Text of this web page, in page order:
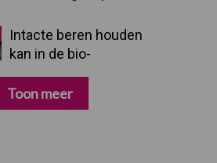
Intacte beren houden
kan in de bio-
varkenshouderij, maar
dan moet alles kloppen
Toon meer